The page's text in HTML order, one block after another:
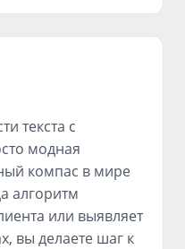
текста с
модная
компас в мире
алгоритм
или выявляет
вы делаете шаг к